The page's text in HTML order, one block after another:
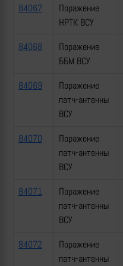
84067
Поражение
НРТК ВСУ
84068
Поражение
ББМ ВСУ
84069
Поражение
патч-антенны
ВСУ
84070
Поражение
патч-антенны
ВСУ
84071
Поражение
патч-антенны
ВСУ
84072
Поражение
патч-антенны